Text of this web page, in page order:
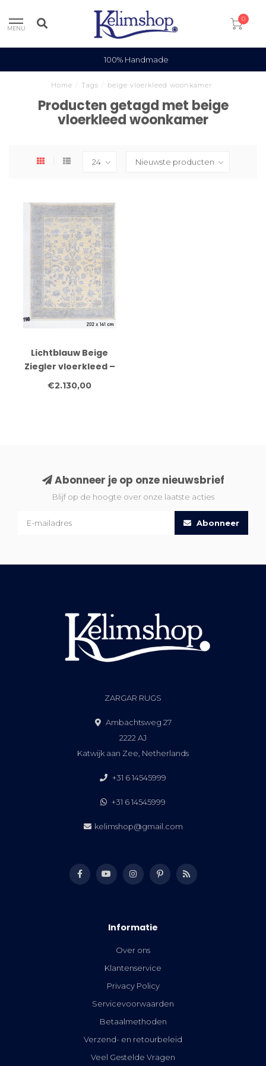
MENU
0
100% Handmade
Home Tags beige vloerkleed woonkamer
Producten getagd met beige
vloerkleed woonkamer
Lichtblauw Beige
Ziegler vloerkleed –
handgeknoopt wollen
€2.130,00
Abonneer je op onze nieuwsbrief
Blijf op de hoogte over onze laatste acties
Abonneer
ZARGAR RUGS
Ambachtsweg 27
2222 AJ
Katwijk aan Zee, Netherlands
+31 6 14545999
+31 6 14545999
kelimshop@gmail.com
Informatie
Over ons
Klantenservice
Privacy Policy
Servicevoorwaarden
Betaalmethoden
Verzend- en retourbeleid
Veel Gestelde Vragen